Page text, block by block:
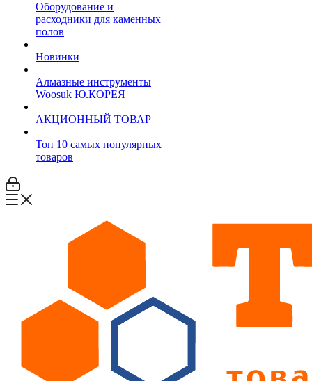
Оборудование и
расходники для каменных
полов
Новинки
Алмазные инструменты
Woosuk Ю.КОРЕЯ
АКЦИОННЫЙ ТОВАР
Топ 10 самых популярных
товаров